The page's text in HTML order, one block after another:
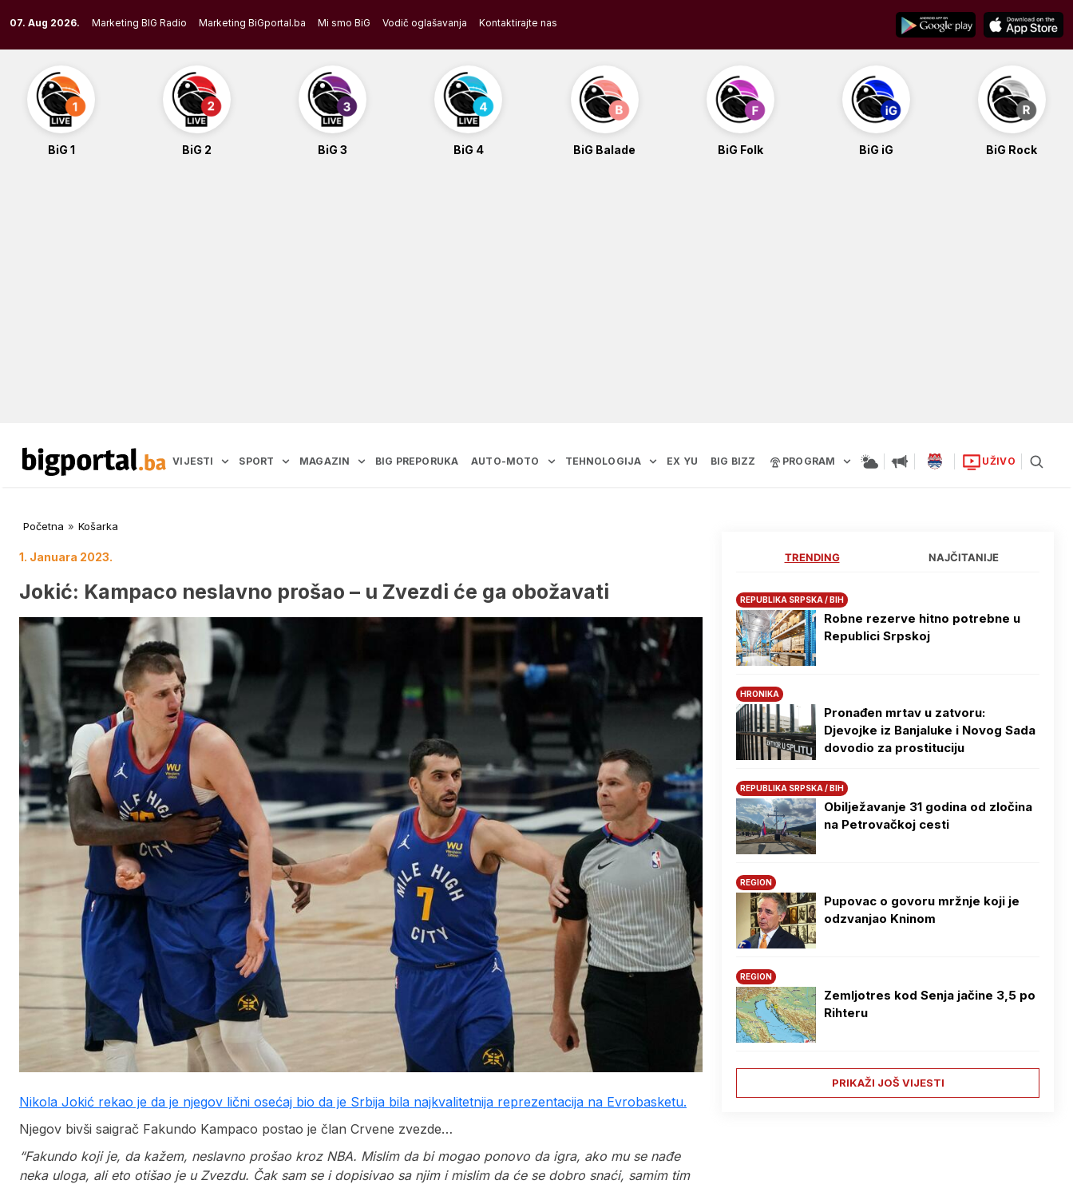
to
content
07. Aug 2026. Marketing BIG Radio Marketing BiGportal.ba Mi smo BiG Vodič oglašavanja Kontaktirajte nas
BiG 1 BiG 2 BiG 3 BiG 4 BiG Balade BiG Folk BiG iG BiG Rock
VIJESTI SPORT MAGAZIN BIG PREPORUKA AUTO-MOTO TEHNOLOGIJA EX YU BIG BIZZ PROGRAM UŽIVO
Početna » Košarka
1. Januara 2023.
Jokić: Kampaco neslavno prošao – u Zvezdi će ga obožavati
Nikola Jokić rekao je da je njegov lični osećaj bio da je Srbija bila najkvalitetnija reprezentacija na Evrobasketu.
Njegov bivši saigrač Fakundo Kampaco postao je član Crvene zvezde…
“Fakundo koji je, da kažem, neslavno prošao kroz NBA. Mislim da bi mogao ponovo da igra, ako mu se nađe
neka uloga, ali eto otišao je u Zvezdu. Čak sam se i dopisivao sa njim i mislim da će se dobro snaći, samim tim
TRENDING NAJČITANIJE
REPUBLIKA SRPSKA / BIH
Robne rezerve hitno potrebne u
Republici Srpskoj
HRONIKA
Pronađen mrtav u zatvoru:
Djevojke iz Banjaluke i Novog Sada
dovodio za prostituciju
REPUBLIKA SRPSKA / BIH
Obilježavanje 31 godina od zločina
na Petrovačkoj cesti
REGION
Pupovac o govoru mržnje koji je
odzvanjao Kninom
REGION
Zemljotres kod Senja jačine 3,5 po
Rihteru
PRIKAŽI JOŠ VIJESTI